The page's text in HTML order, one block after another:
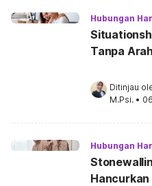
Hubungan
Tanpa
Ditinjau
M.Psi. •
Hubungan